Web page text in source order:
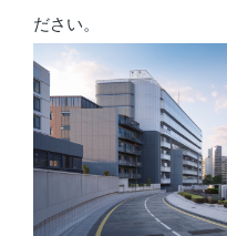
ださい。